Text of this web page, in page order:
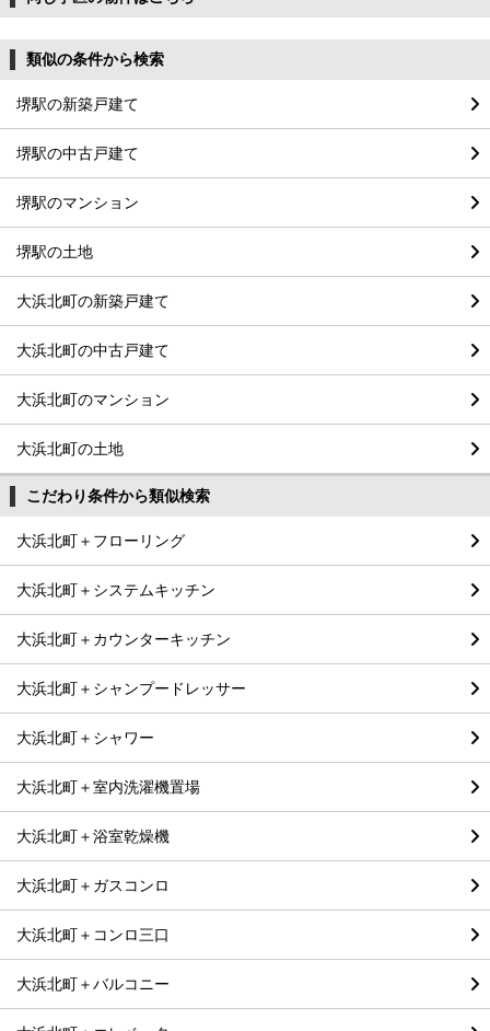
類似の条件から検索
堺駅の新築戸建て
堺駅の中古戸建て
堺駅のマンション
堺駅の土地
大浜北町の新築戸建て
大浜北町の中古戸建て
大浜北町のマンション
大浜北町の土地
こだわり条件から類似検索
大浜北町＋フローリング
大浜北町＋システムキッチン
大浜北町＋カウンターキッチン
大浜北町＋シャンプードレッサー
大浜北町＋シャワー
大浜北町＋室内洗濯機置場
大浜北町＋浴室乾燥機
大浜北町＋ガスコンロ
大浜北町＋コンロ三口
大浜北町＋バルコニー